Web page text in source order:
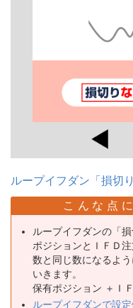
ループイフダン「損切
こんな点
ループイフダンの「
ポジションとＩＦＤ
数と同じ数になるよ
いきます。
保有ポジション ＋Ｉ
ループイフダンで設